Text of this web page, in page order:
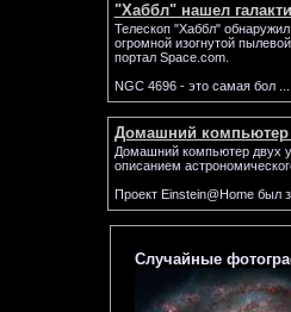
"Хаббл" нашел
Телескоп "Хаббл" обнаружил
огромной изогнутой
портал Space.com.
NGC 4696 - это самая бол
Домашний компьютер
Домашний компьютер двух
описанием
Проект Einstein@Home был
Случайные